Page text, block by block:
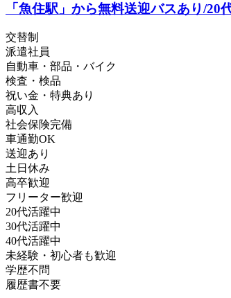
「魚住駅」から無料送迎バスあり/
交替制
派遣社員
自動車・部品・バイク
検査・検品
祝い金・特典あり
高収入
社会保険完備
車通勤OK
送迎あり
土日休み
高卒歓迎
フリーター歓迎
20代活躍中
30代活躍中
40代活躍中
未経験・初心者も歓迎
学歴不問
履歴書不要